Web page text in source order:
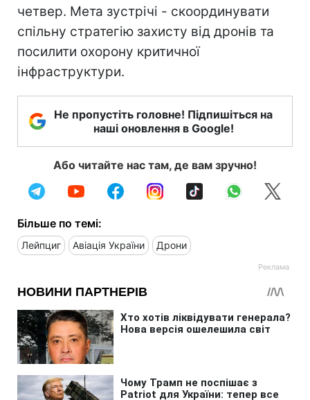
четвер. Мета зустрічі - скоординувати
спільну стратегію захисту від дронів та
посилити охорону критичної
інфраструктури.
Не пропустіть головне! Підпишіться на
наші оновлення в Google!
Або читайте нас там, де вам зручно!
Більше по темі:
Лейпциг Авіація України Дрони